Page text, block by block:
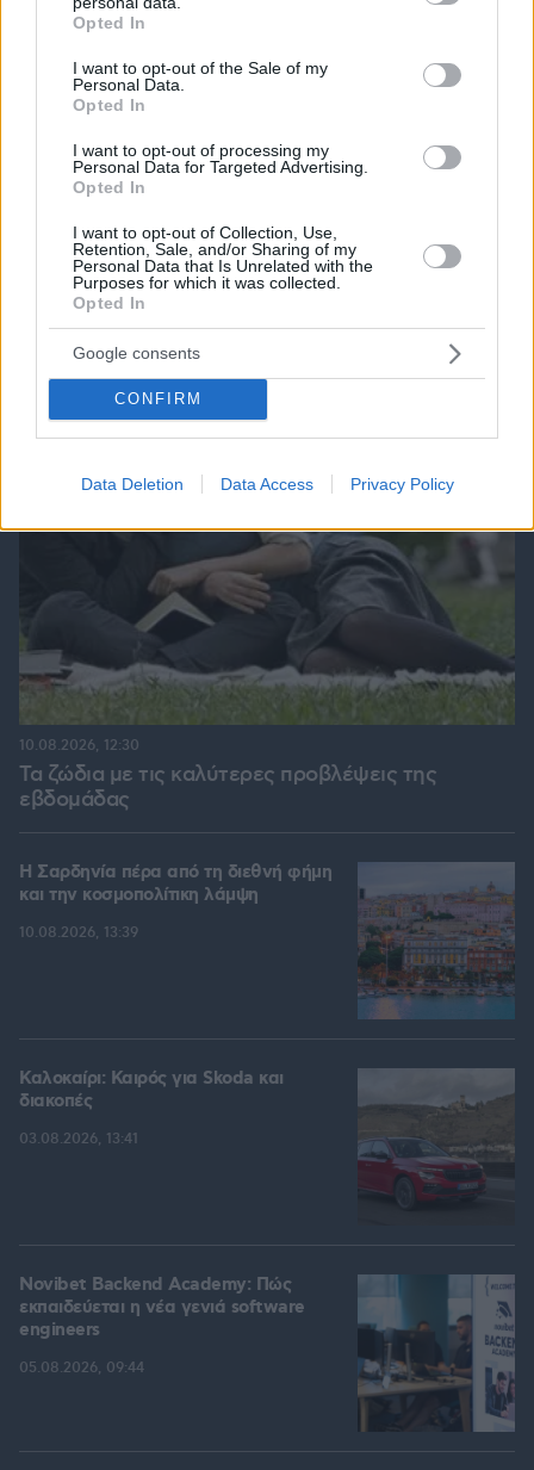
grant or deny consent to Google and its third-party tags to
use your data for below specified purposes in below Google
consent section.
Opted In
I want to opt-out of the Sale of my
Personal Data.
Opted In
I want to opt-out of processing my
Personal Data for Targeted Advertising.
Opted In
I want to opt-out of Collection, Use,
Retention, Sale, and/or Sharing of my
Personal Data that Is Unrelated with the
Purposes for which it was collected.
Opted In
Google consents
CONFIRM
Data Deletion Data Access Privacy Policy
Στο σφυρί η άγνωστη συλλογή πανάκριβων
αυτοκινήτων του Γιώργου Τράγκα
10.08.2026, 09:10
Τα ζώδια με τις καλύτερες προβλέψεις της
εβδομάδας
10.08.2026, 12:30
Η Σαρδηνία πέρα από τη διεθνή φήμη
και την κοσμοπολίτικη λάμψη
10.08.2026, 13:39
Καλοκαίρι: Καιρός για Skoda και
διακοπές
03.08.2026, 13:41
Novibet Backend Academy: Πώς
εκπαιδεύεται η νέα γενιά software
engineers
05.08.2026, 09:44